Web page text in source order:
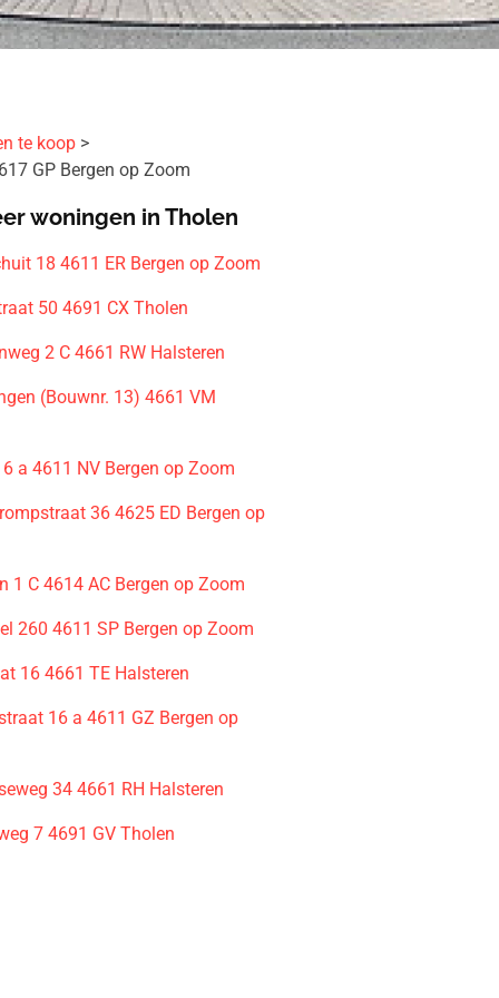
te koop
GP Bergen op Zoom
woningen in Tholen
18 4611 ER Bergen op Zoom
50 4691 CX Tholen
2 C 4661 RW Halsteren
(Bouwnr. 13) 4661 VM
a 4611 NV Bergen op Zoom
36 4625 ED Bergen op
1 C 4614 AC Bergen op Zoom
260 4611 SP Bergen op Zoom
16 4661 TE Halsteren
16 a 4611 GZ Bergen op
34 4661 RH Halsteren
7 4691 GV Tholen